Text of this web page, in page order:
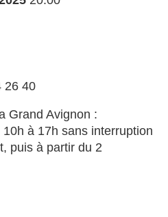
26 40
Grand Avignon :
à 17h sans interruption
puis à partir du 2